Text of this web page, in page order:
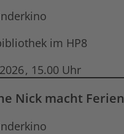
im HP8
, 15.00 Uhr
Nick macht Ferien